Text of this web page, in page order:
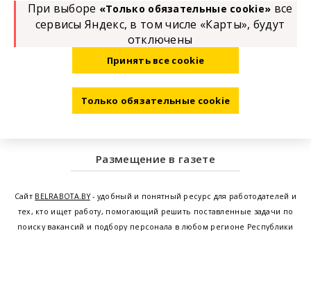
Размещение в газете
Сайт BELRABOTA.BY- удобный и понятный ресурс для работодателей и
тех, кто ищет работу, помогающий решить поставленные задачи по
поиску вакансий и подбору персонала в любом регионе Республики
При выборе «Только обязательные cookie» все
сервисы Яндекс, в том числе «Карты», будут
отключены
Принять все cookie
Только обязательные cookie